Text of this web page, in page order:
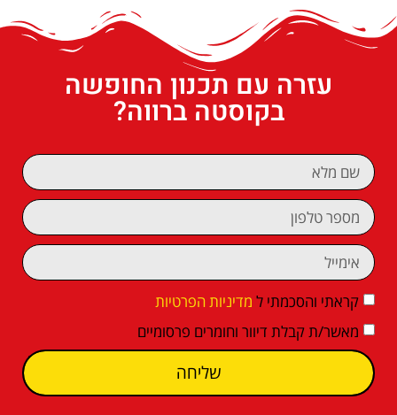
עזרה עם תכנון החופשה
בקוסטה ברווה?
קראתי והסכמתי ל מדיניות הפרטיות
מאשר/ת קבלת דיוור וחומרים פרסומיים
שליחה